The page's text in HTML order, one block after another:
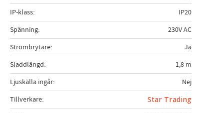
IP-klass
IP20
Spänning
230V AC
Strömbrytare
Ja
Sladdlängd
1,8 m
Ljuskälla ingår
Nej
Tillverkare
Star Trading